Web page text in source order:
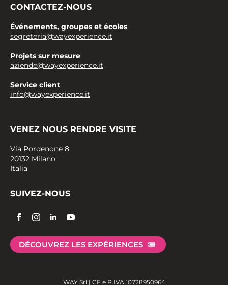
CONTACTEZ-NOUS
Événements, groupes et écoles
segreteria@wayexperience.it
Projets sur mesure
aziende@wayexperience.it
Service client
info@wayexperience.it
VENEZ NOUS RENDRE VISITE
Via Pordenone 8
20132 Milano
Italia
SUIVEZ-NOUS
DÉCOUVREZ LES EXPÉRIENCES
WAY Srl | CF e P.IVA 10728950964